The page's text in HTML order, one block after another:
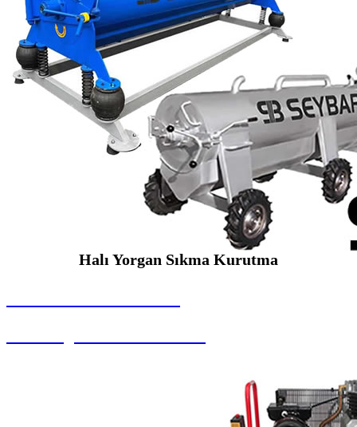
Halı Yorgan Sıkma Kurutma